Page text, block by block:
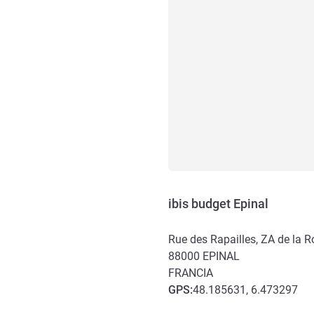
ibis budget Epinal
Rue des Rapailles, ZA de la
88000 EPINAL
FRANCIA
GPS:48.185631, 6.473297